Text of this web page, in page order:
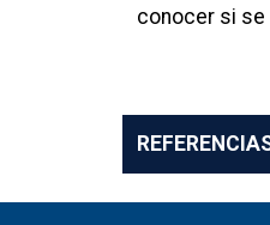
conocer si se